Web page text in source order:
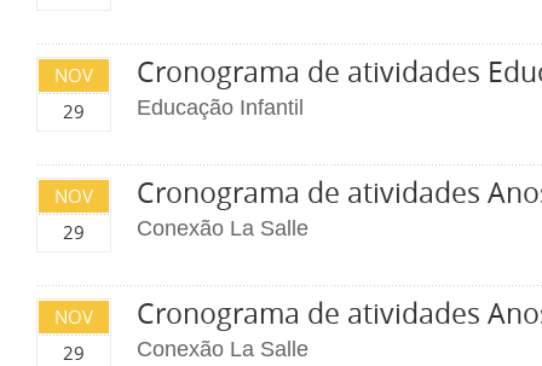
NOV
29
Cronograma de atividades
Educação Infantil
NOV
29
Cronograma de atividades
Conexão La Salle
NOV
29
Cronograma de atividades
Conexão La Salle